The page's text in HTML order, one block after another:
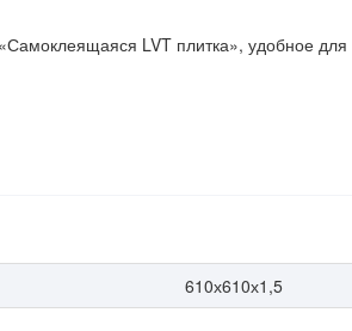
LVT плитка», удобное для
610х610х1,5